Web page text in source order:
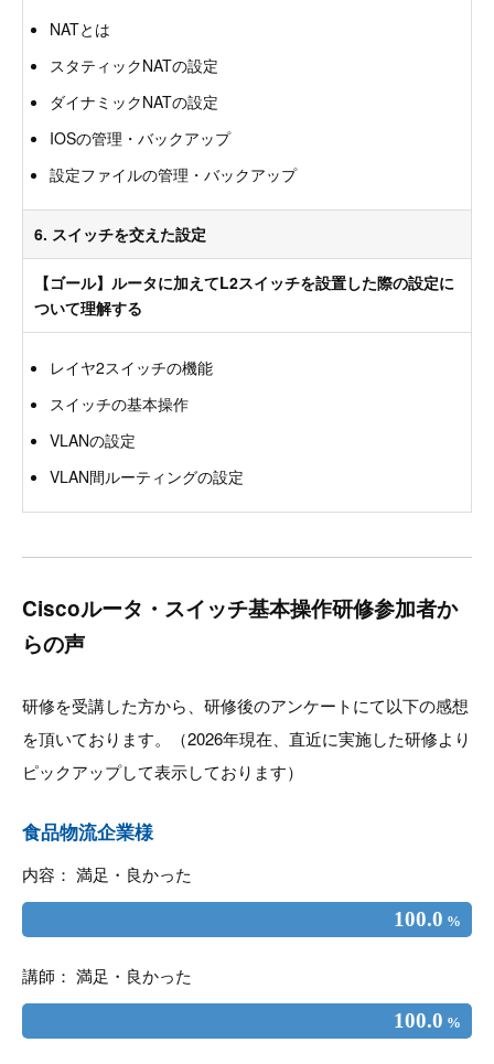
NATとは
スタティックNATの設定
ダイナミックNATの設定
IOSの管理・バックアップ
設定ファイルの管理・バックアップ
6. スイッチを交えた設定
【ゴール】ルータに加えてL2スイッチを設置した際の設定に
ついて理解する
レイヤ2スイッチの機能
スイッチの基本操作
VLANの設定
VLAN間ルーティングの設定
Ciscoルータ・スイッチ基本操作研修参加者か
らの声
研修を受講した方から、研修後のアンケートにて以下の感想
を頂いております。（2026年現在、直近に実施した研修より
ピックアップして表示しております）
食品物流企業様
内容： 満足・良かった
100.0 %
講師： 満足・良かった
100.0 %